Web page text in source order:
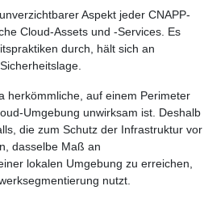
Aspekt jeder CNAPP-
Cloud-Assets und -Services. Es
durch, hält sich an
herkömmliche, auf einem Perimeter
Umgebung unwirksam ist. Deshalb
die zum Schutz der Infrastruktur vor
dasselbe Maß an
lokalen Umgebung zu erreichen,
nutzt.